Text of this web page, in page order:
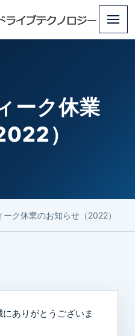
メ
ーク休業
）
ーク休業のお知らせ（2022）
ありがとうございま